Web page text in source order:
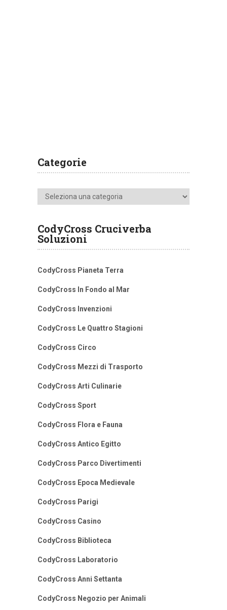
Categorie
Categorie
CodyCross Cruciverba
Soluzioni
CodyCross Pianeta Terra
CodyCross In Fondo al Mar
CodyCross Invenzioni
CodyCross Le Quattro Stagioni
CodyCross Circo
CodyCross Mezzi di Trasporto
CodyCross Arti Culinarie
CodyCross Sport
CodyCross Flora e Fauna
CodyCross Antico Egitto
CodyCross Parco Divertimenti
CodyCross Epoca Medievale
CodyCross Parigi
CodyCross Casino
CodyCross Biblioteca
CodyCross Laboratorio
CodyCross Anni Settanta
CodyCross Negozio per Animali